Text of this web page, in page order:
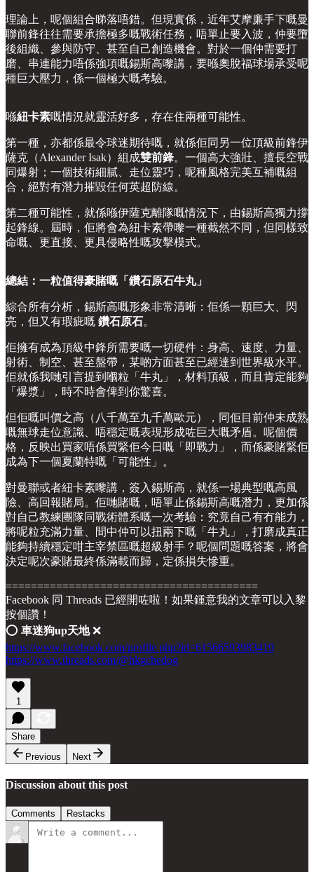
理論上，呢個組合睇落唔錯。但現實係，近年艾摩廉手下嘅曼
聯前鋒往往需要承擔極多嘅戰術任務，唔單止要入波，仲要墮
後組織、參與防守、甚至自己創造機會。對於一個仲需要打
磨、串連能力唔係強項嘅錫斯高嚟講，要喺奧脫福球場承受呢
種巨大壓力，係一個極大嘅考驗。
喺紐卡素嘅情況就靈活好多，存在住兩種可能性。
第一種，亦都係最令球迷期待嘅，就係佢同另一位頂級前鋒伊
薩克（Alexander Isak）組成雙前鋒。一個高大強壯、擅長空戰
同爆射；一個技術細膩、走位靈巧，呢種風格完美互補嘅組
合，絕對有潛力摧毀任何英超防線。
第二種可能性，就係喺伊薩克離隊嘅情況下，由錫斯高獨力撐
起鋒線。屆時，佢將會為紐卡素帶嚟一種截然不同，但同樣致
命嘅、更直接、更具侵略性嘅攻擊模式。
總結：一粒值得豪賭嘅「鑽石原石牛丸」
綜合所有分析，錫斯高嘅形象非常清晰：佢係一顆巨大、閃
亮，但又有瑕疵嘅 鑽石原石。
佢擁有成為頂級中鋒所需要嘅一切硬件：身高、速度、力量、
射術、制空、甚至盤帶，某啲方面甚至已經達到世界級水平。
佢就係我哋引言提到嗰粒「牛丸」，材料頂級，而且肯定能夠
「爆漿」，時不時會俾到你驚喜。
但佢嘅叫價之高（八千萬至九千萬歐元），同佢目前仲未成熟
嘅無球走位意識、唔穩定嘅表現形成咗巨大嘅矛盾。呢個價
格，反映出買家唔係買緊佢今日嘅「即戰力」，而係豪賭緊佢
成為下一個夏蘭特嘅「可能性」。
對曼聯或者紐卡素嚟講，簽入錫斯高，就係一場典型嘅高風
險、高回報賭局。佢哋賭嘅，唔單止係錫斯高嘅潛力，更加係
對自己教練團隊同戰術體系嘅一次考驗：究竟自己有冇能力，
將呢粒充滿力量、間中仲可以扭兩下嘅「牛丸」，打磨成真正
能夠持續穩定咁主宰禁區嘅超級射手？呢個問題嘅答案，將會
決定呢次豪賭最終係滿載而歸，定係損失慘重。
========================================
Facebook 同 Threads 已經開咗啦！如果鍾意我的文章可以入黎
按個讚！
⭕️ 車迷狗up天地❌
https://www.facebook.com/profile.php?id=61566593983419
https://www.threads.com/@hkgchedog
1
Share
Previous
Next
Discussion about this post
Comments Restacks